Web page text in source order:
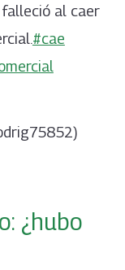
al caer
#cae
¿hubo